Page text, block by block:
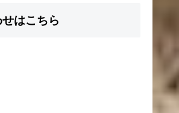
はこちら